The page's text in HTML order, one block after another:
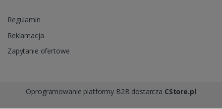
Regulamin
Reklamacja
Zapytanie ofertowe
Oprogramowanie platformy B2B dostarcza CStore.pl